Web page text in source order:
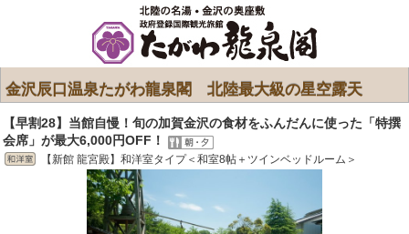
金沢辰口温泉たがわ龍泉閣 北陸最大級の星空露天
【早割28】当館自慢！旬の加賀金沢の食材をふんだんに使った「特撰
会席」が最大6,000円OFF！
【新館 龍宮殿】和洋室タイプ＜和室8帖＋ツインベッドルーム＞